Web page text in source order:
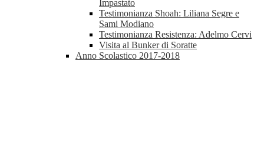
Impastato
Testimonianza Shoah: Liliana Segre e
Sami Modiano
Testimonianza Resistenza: Adelmo Cervi
Visita al Bunker di Soratte
Anno Scolastico 2017-2018